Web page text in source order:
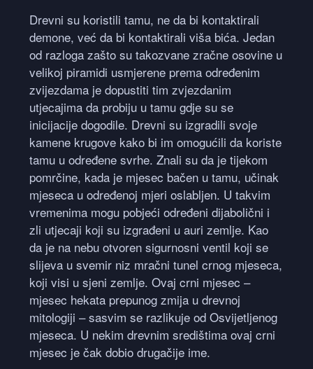
Drevni su koristili tamu, ne da bi kontaktirali
demone, već da bi kontaktirali viša bića. Jedan
od razloga zašto su takozvane zračne osovine u
velikoj piramidi usmjerene prema određenim
zvijezdama je dopustiti tim zvjezdanim
utjecajima da probiju u tamu gdje su se
inicijacije dogodile. Drevni su izgradili svoje
kamene krugove kako bi im omogućili da koriste
tamu u određene svrhe. Znali su da je tijekom
pomrčine, kada je mjesec bačen u tamu, učinak
mjeseca u određenoj mjeri oslabljen. U takvim
vremenima mogu pobjeći određeni dijabolični i
zli utjecaji koji su izgrađeni u auri zemlje. Kao
da je na nebu otvoren sigurnosni ventil koji se
slijeva u svemir niz mračni tunel crnog mjeseca,
koji visi u sjeni zemlje. Ovaj crni mjesec –
mjesec hekata prepunog zmija u drevnoj
mitologiji – sasvim se razlikuje od Osvijetljenog
mjeseca. U nekim drevnim središtima ovaj crni
mjesec je čak dobio drugačije ime.